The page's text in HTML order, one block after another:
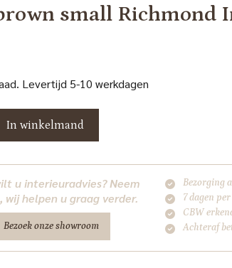
small Richmond
Levertijd 5-10 werkdagen
In winkelmand
u interieuradvies? Neem
helpen u graag verder.
Bezoek onze showroom
Bezorging
7 dagen
CBW
Achteraf